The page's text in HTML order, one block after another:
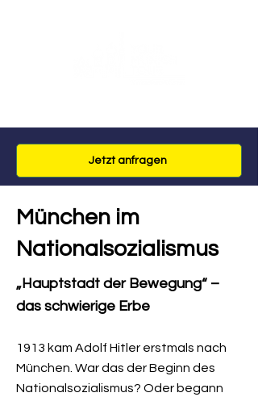
Jetzt anfragen
München im
Nationalsozialismus
„Hauptstadt der Bewegung“ –
das schwierige Erbe
1913 kam Adolf Hitler erstmals nach
München. War das der Beginn des
Nationalsozialismus? Oder begann